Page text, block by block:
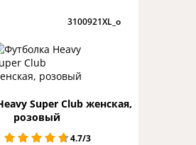
3100921XL_o
Super Club женская,
розовый
4.7/3